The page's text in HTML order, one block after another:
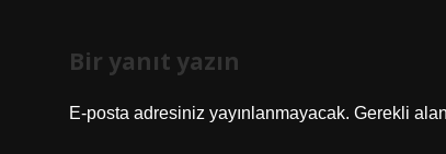
Bir yanıt yazın
E-posta adresiniz yayınlanmayacak. Gerekli